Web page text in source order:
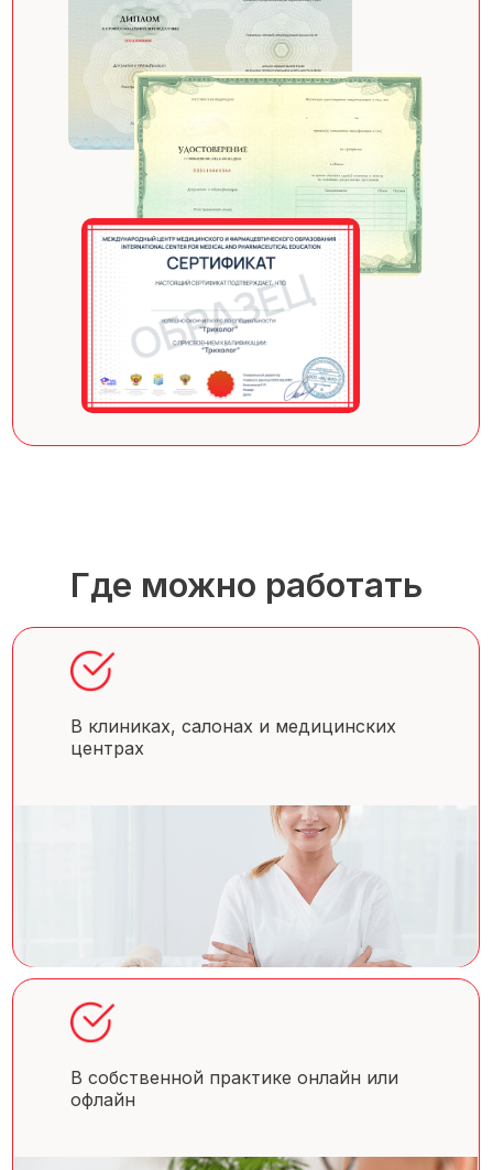
Где можно работать
В клиниках, салонах и медицинских
центрах
В собственной практике онлайн или
офлайн